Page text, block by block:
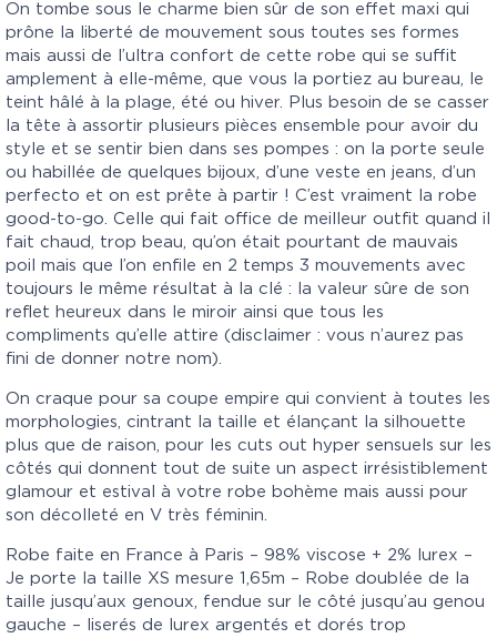
On tombe sous le charme bien sûr de son effet maxi qui
prône la liberté de mouvement sous toutes ses formes
mais aussi de l’ultra confort de cette robe qui se suffit
amplement à elle-même, que vous la portiez au bureau, le
teint hâlé à la plage, été ou hiver. Plus besoin de se casser
la tête à assortir plusieurs pièces ensemble pour avoir du
style et se sentir bien dans ses pompes : on la porte seule
ou habillée de quelques bijoux, d’une veste en jeans, d’un
perfecto et on est prête à partir ! C’est vraiment la robe
good-to-go. Celle qui fait office de meilleur outfit quand il
fait chaud, trop beau, qu’on était pourtant de mauvais
poil mais que l’on enfile en 2 temps 3 mouvements avec
toujours le même résultat à la clé : la valeur sûre de son
reflet heureux dans le miroir ainsi que tous les
compliments qu’elle attire (disclaimer : vous n’aurez pas
fini de donner notre nom).
On craque pour sa coupe empire qui convient à toutes les
morphologies, cintrant la taille et élançant la silhouette
plus que de raison, pour les cuts out hyper sensuels sur les
côtés qui donnent tout de suite un aspect irrésistiblement
glamour et estival à votre robe bohème mais aussi pour
son décolleté en V très féminin.
Robe faite en France à Paris – 98% viscose + 2% lurex –
Je porte la taille XS mesure 1,65m – Robe doublée de la
taille jusqu’aux genoux, fendue sur le côté jusqu’au genou
gauche – liserés de lurex argentés et dorés trop